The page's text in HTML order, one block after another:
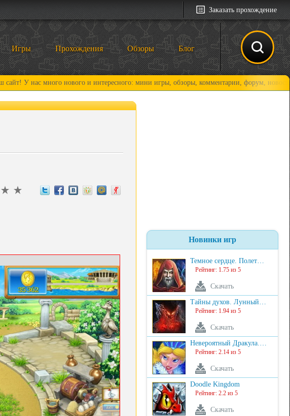
Заказать прохождение
Игры Прохождения Обзоры Блог
много нового и интересного: мини игры, обзоры, комментарии, форум, новости и,
Новинки игр
Темное сердце. Полет…
Рейтинг: 1.75 из 5
Скачать
Тайны духов. Лунный…
Рейтинг: 1.94 из 5
Скачать
Невероятный Дракула.…
Рейтинг: 2.14 из 5
Скачать
Doodle Kingdom
Рейтинг: 2.2 из 5
Скачать